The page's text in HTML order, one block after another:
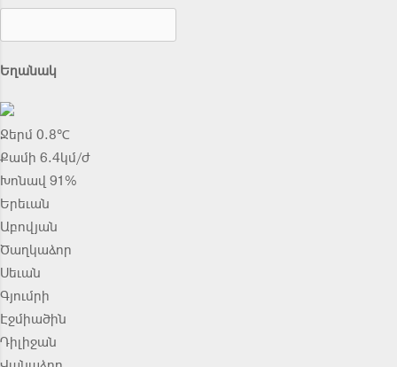
Եղանակ
Ջերմ 0.8℃
Քամի 6.4կմ/ժ
Խոնավ 91%
Երեւան
Աբովյան
Ծաղկաձոր
Սեւան
Գյումրի
Էջմիածին
Դիլիջան